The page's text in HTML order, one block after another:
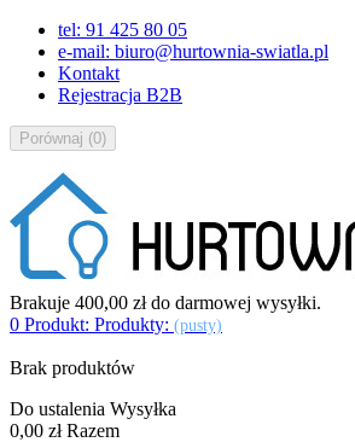
tel: 91 425 80 05
e-mail: biuro@hurtownia-swiatla.pl
Kontakt
Rejestracja B2B
Porównaj (0)
Brakuje 400,00 złdo darmowej wysyłki.
0 Produkt: Produkty: (pusty)
Brak produktów
Do ustalenia Wysyłka
0,00 zł Razem